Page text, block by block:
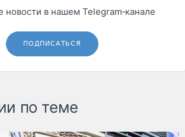
новости в нашем Telegram‑канале
ПОДПИСАТЬСЯ
по теме